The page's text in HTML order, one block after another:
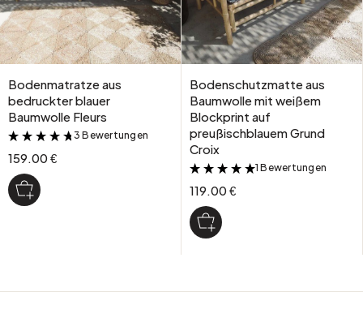
Bodenmatratze aus
bedruckter blauer
Baumwolle Fleurs
&
3 Bewertungen
159.00 €
Bodenschutzmatte aus
Baumwolle mit weißem
Blockprint auf
preußischblauem Grund
Croix
&
1 Bewertungen
119.00 €